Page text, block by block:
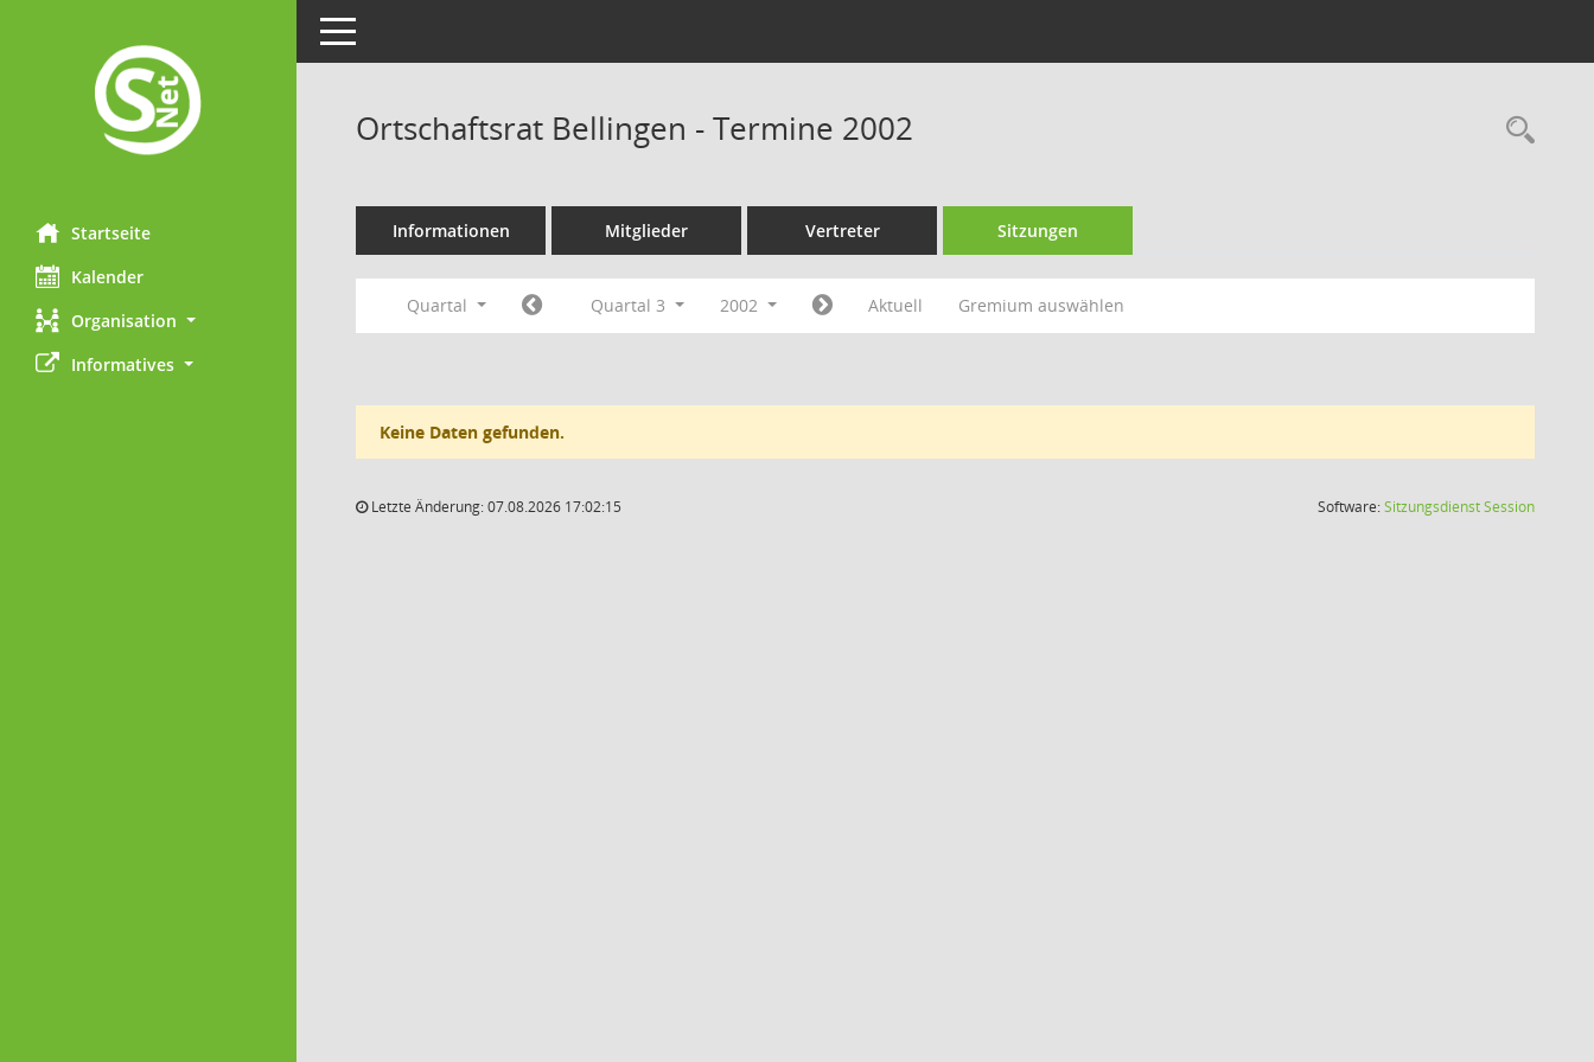
Startseite
Kalender
Organisation
Informatives
Toggle navigation
Ortschaftsrat Bellingen - Termine 2002
Informationen Mitglieder Vertreter Sitzungen
Quartal Quartal 3 2002 Aktuell Gremium auswählen
Keine Daten gefunden.
Letzte Änderung: 07.08.2026 17:02:15 Software:SitzungsdienstSession(Wird in